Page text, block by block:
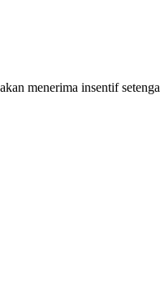
menerima insentif